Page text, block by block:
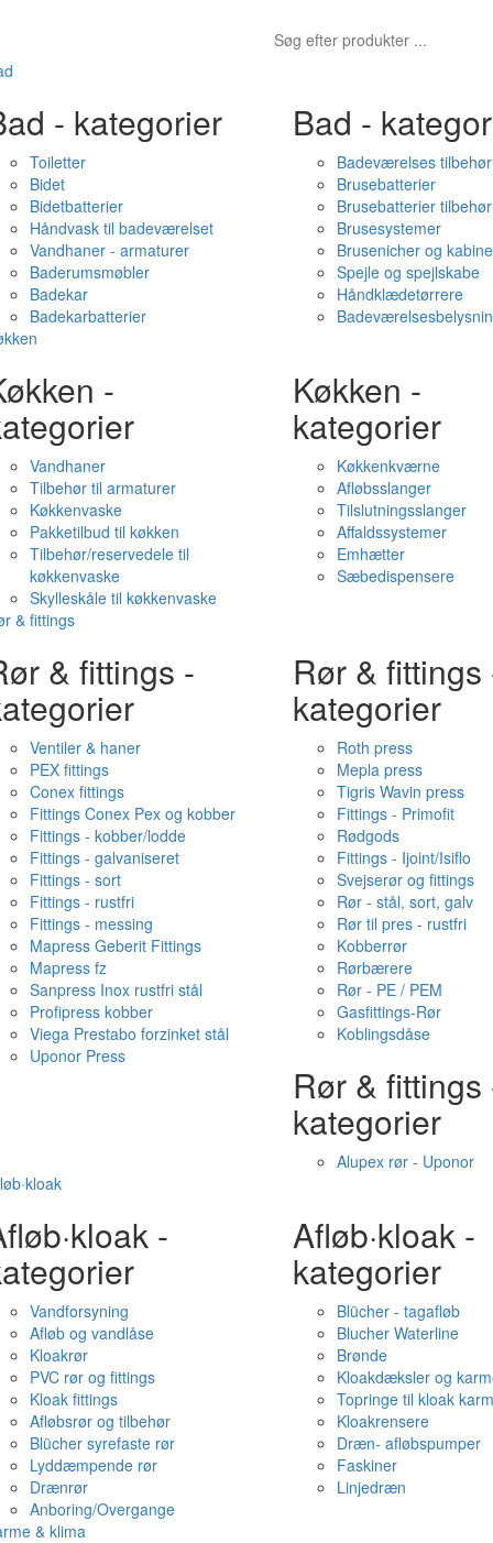
- kategorier
Toiletter
Bidet
Bidetbatterier
Håndvask til badeværelset
Vandhaner - armaturer
Baderumsmøbler
Badekar
Badekarbatterier
Bad -
Badeværelses tilbehør
Brusebatterier
Brusebatterier tilbehør
Brusesystemer
Brusenicher og
Spejle og spejlskabe
Håndklædetørrere
-
Vandhaner
Tilbehør til armaturer
Køkkenvaske
Pakketilbud til køkken
Tilbehør/reservedele til
køkkenvaske
Skylleskåle til køkkenvaske
Køkken -
kategorier
Køkkenkværne
Afløbsslanger
Tilslutningsslanger
Affaldssystemer
Emhætter
Sæbedispensere
& fittings
& fittings -
Ventiler & haner
PEX fittings
Conex fittings
Fittings Conex Pex og kobber
Fittings - kobber/lodde
Fittings - galvaniseret
Fittings - sort
Fittings - rustfri
Fittings - messing
Mapress Geberit Fittings
Mapress fz
Sanpress Inox rustfri stål
Profipress kobber
Viega Prestabo forzinket stål
Uponor Press
Rør & fittings
kategorier
Roth press
Mepla press
Tigris Wavin press
Fittings - Primofit
Rødgods
Fittings - Ijoint/Isiflo
Svejserør og fittings
Rør - stål, sort, galv
Rør til pres - rustfri
Kobberrør
Rørbærere
Rør - PE / PEM
Gasfittings-Rør
Koblingsdåse
Rør & fittings
kategorier
Alupex rør - Uponor
-
Vandforsyning
Afløb og vandlåse
Kloakrør
PVC rør og fittings
Kloak fittings
Afløbsrør og tilbehør
Blücher syrefaste rør
Lyddæmpende rør
Drænrør
Anboring/Overgange
Afløb·kloak -
kategorier
Blücher - tagafløb
Blucher Waterline
Brønde
Kloakdæksler og
Topringe til kloak
Kloakrensere
Dræn- afløbspumper
Faskiner
Linjedræn
& klima